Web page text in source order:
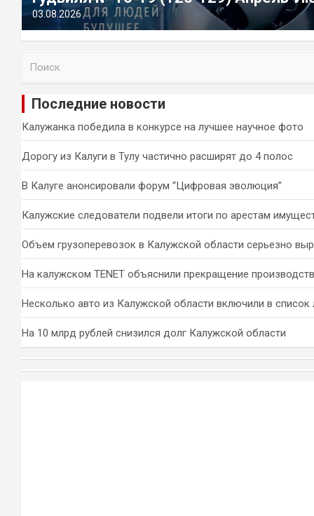
03.08.2026
и
Последние новости
Калужанка победила в конкурсе на лучшее научное фото
Дорогу из Калуги в Тулу частично расширят до 4 полос
В Калуге анонсировали форум “Цифровая эволюция”
Калужские следователи подвели итоги по арестам
Объем грузоперевозок в Калужской области серьезно
На калужском TENET объяснили прекращение
Несколько авто из Калужской области включили в список
На 10 млрд рублей снизился долг Калужской области